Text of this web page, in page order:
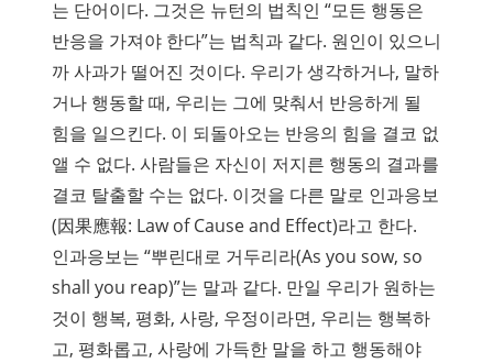
는 단어이다. 그것은 뉴턴의 법칙인 “모든 행동은
반응을 가져야 한다”는 법칙과 같다. 원인이 있으니
까 사과가 떨어진 것이다. 우리가 생각하거나, 말하
거나 행동할 때, 우리는 그에 맞춰서 반응하게 될
힘을 일으킨다. 이 되돌아오는 반응의 힘을 결코 없
앨 수 없다. 사람들은 자신이 저지른 행동의 결과를
결코 탈출할 수는 없다. 이것을 다른 말로 인과응보
(因果應報: Law of Cause and Effect)라고 한다.
인과응보는 “뿌린대로 거두리라(As you sow, so
shall you reap)”는 말과 같다. 만일 우리가 원하는
것이 행복, 평화, 사랑, 우정이라면, 우리는 행복하
고, 평화롭고, 사랑에 가득한 말을 하고 행동해야